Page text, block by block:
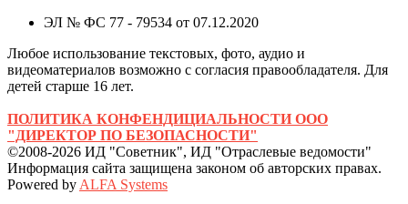
ЭЛ № ФС 77 - 79534 от 07.12.2020
Любое использование текстовых, фото, аудио и
видеоматериалов возможно с согласия правообладателя. Для
детей старше 16 лет.
ПОЛИТИКА КОНФЕНДИЦИАЛЬНОСТИ ООО
"ДИРЕКТОР ПО БЕЗОПАСНОСТИ"
©2008-2026 ИД "Советник", ИД "Отраслевые ведомости"
Информация сайта защищена законом об авторских правах.
Powered by ALFA Systems